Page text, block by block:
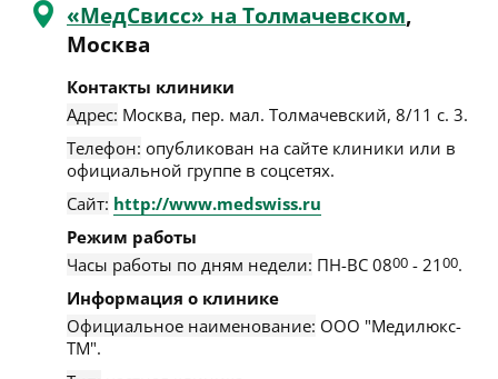
«МедСвисс» на Толмачевском,
Москва
Контакты клиники
Адрес: Москва, пер. мал. Толмачевский, 8/11 с. 3.
Телефон: опубликован на сайте клиники или в
официальной группе в соцсетях.
Сайт: http://www.medswiss.ru
Режим работы
Часы работы по дням недели: ПН-ВС 0800 - 2100.
Информация о клинике
Официальное наименование: ООО "Медилюкс-
ТМ".